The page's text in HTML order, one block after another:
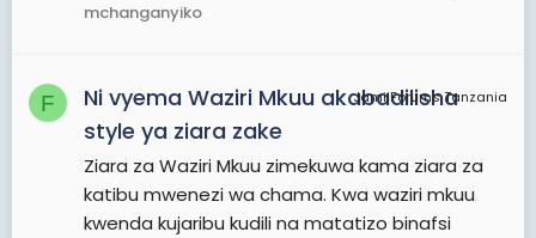
mchanganyiko
F JamiiForums Tanzania
Ni vyema Waziri Mkuu akabadilisha
style ya ziara zake
Ziara za Waziri Mkuu zimekuwa kama ziara za
katibu mwenezi wa chama. Kwa waziri mkuu
kwenda kujaribu kudili na matatizo binafsi